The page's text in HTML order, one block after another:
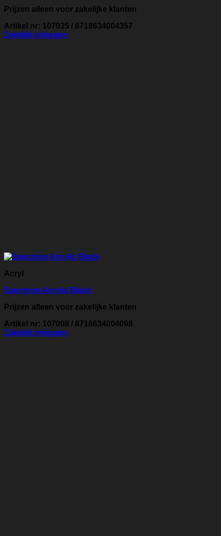
Prijzen alleen voor zakelijke klanten
Artikel nr: 107035 / 8718634004357
Zakelijk inloggen
Acryl
Spectrum Acrylic Black
Prijzen alleen voor zakelijke klanten
Artikel nr: 107008 / 8718634004098
Zakelijk inloggen